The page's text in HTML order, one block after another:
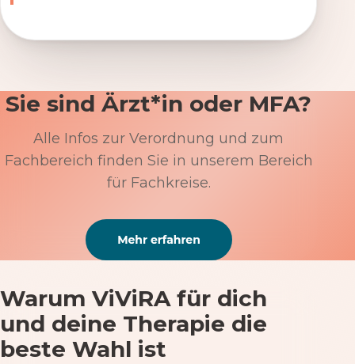
Sie sind Ärzt*in oder MFA?
Alle Infos zur Verordnung und zum
Fachbereich finden Sie in unserem Bereich
für Fachkreise.
Warum ViViRA für dich
und deine Therapie die
beste Wahl ist